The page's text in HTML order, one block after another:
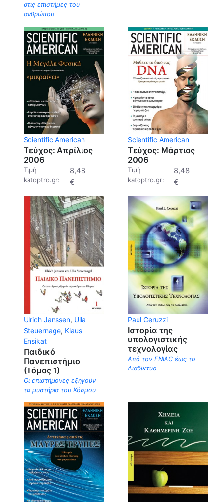
στις επιστήμες του
ανθρώπου
Scientific American
Τεύχος: Απρίλιος
2006
Τιμή
katoptro.gr:
8,48
€
Scientific American
Τεύχος: Μάρτιος
2006
Τιμή
katoptro.gr:
8,48
€
Ulrich Janssen, Ulla
Steuernage, Klaus
Ensikat
Παιδικό
Πανεπιστήμιο
(Τόμος 1)
Οι επιστήμονες εξηγούν
τα μυστήρια του Κόσμου
Paul Ceruzzi
Ιστορία της
υπολογιστικής
τεχνολογίας
Από τον ENIAC έως το
Διαδίκτυο